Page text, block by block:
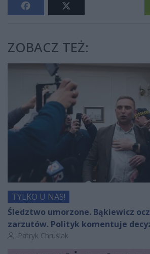
ZOBACZ TEŻ:
TYLKO U NAS!
Śledztwo umorzone. Bąkiewicz
zarzutów. Polityk komentuje
Autor artykułu:
Patryk Chruślak